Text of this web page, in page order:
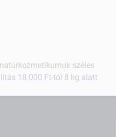
széles
18.000 Ft-tól 8 kg alatt